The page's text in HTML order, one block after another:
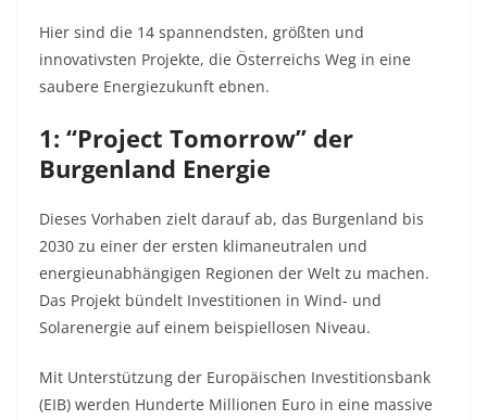
Hier sind die 14 spannendsten, größten und
innovativsten Projekte, die Österreichs Weg in eine
saubere Energiezukunft ebnen.
1: “Project Tomorrow” der
Burgenland Energie
Dieses Vorhaben zielt darauf ab, das Burgenland bis
2030 zu einer der ersten klimaneutralen und
energieunabhängigen Regionen der Welt zu machen.
Das Projekt bündelt Investitionen in Wind- und
Solarenergie auf einem beispiellosen Niveau.
Mit Unterstützung der Europäischen Investitionsbank
(EIB) werden Hunderte Millionen Euro in eine massive